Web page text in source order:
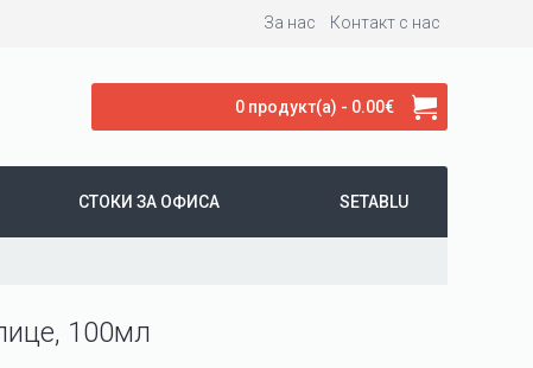
За нас Контакт с нас
0 продукт(а) - 0.00€
СТОКИ ЗА ОФИСА SETABLU
100мл